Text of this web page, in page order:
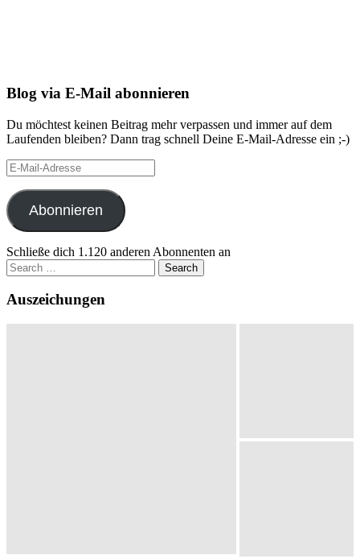
Blog via E-Mail abonnieren
Du möchtest keinen Beitrag mehr verpassen und immer auf dem
Laufenden bleiben? Dann trag schnell Deine E-Mail-Adresse ein ;-)
E-
Mail-
Adresse
Abonnieren
Schließe dich 1.120 anderen Abonnenten an
Search
for:
Auszeichungen